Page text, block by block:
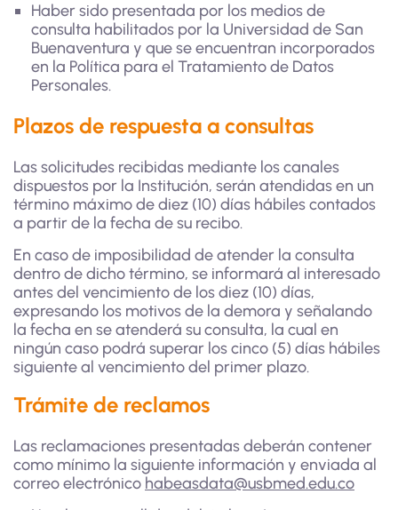
Haber sido presentada por los medios de
consulta habilitados por la Universidad de San
Buenaventura y que se encuentran incorporados
en la Política para el Tratamiento de Datos
Personales.
Plazos de respuesta a consultas
Las solicitudes recibidas mediante los canales
dispuestos por la Institución, serán atendidas en un
término máximo de diez (10) días hábiles contados
a partir de la fecha de su recibo.
En caso de imposibilidad de atender la consulta
dentro de dicho término, se informará al interesado
antes del vencimiento de los diez (10) días,
expresando los motivos de la demora y señalando
la fecha en se atenderá su consulta, la cual en
ningún caso podrá superar los cinco (5) días hábiles
siguiente al vencimiento del primer plazo.
Trámite de reclamos
Las reclamaciones presentadas deberán contener
como mínimo la siguiente información y enviada al
correo electrónico habeasdata@usbmed.edu.co